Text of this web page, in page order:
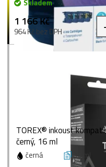
Skladem
1 166 Kč
964 Kč bez DPH
TOREX® inkoust
černý, 16 ml
černá 16 ml